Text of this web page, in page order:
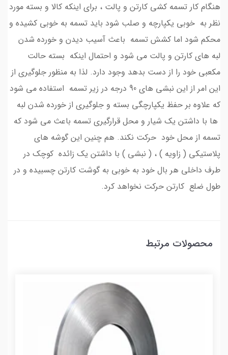
هنگام كار تسمه كشي كارتن و پالت ، براي اينكه كالا و بسته مورد
نظر به خوبي يكپارچه و صلب شود بايد تسمه به خوبي كشيده و
محكم شود اما كشش تسمه باعث آسيب ديدن و خورده شدن
لبه هاي كارتن و پالت مي شود و احتمال اينكه بسته حالت
مكعبي خود را از دست بدهد وجود دارد. لذا به منظور جلوگيري از
اين امر از اين نبشي هاي 90 درجه در زير تسمه استفاده مي شود
كه علاوه بر حفظ يكپارچگي بسته و جلوگيري از خورده شدن لبه
ها با داشتن يك شيار و محل قرارگيري تسمه باعث مي شود كه
تسمه از محل خود حركت نكند. هم چنين اين گوشه هاي
پلاستيكي ( زاويه ) ، ( نبشي ) با داشتن يك زائده كوچك در
طرف داخلي هر بال خود به خوبي به گوشت كارتن چسبيده و در
طول ضلع كارتن حركت نخواهد كرد.
محصولات مرتبط